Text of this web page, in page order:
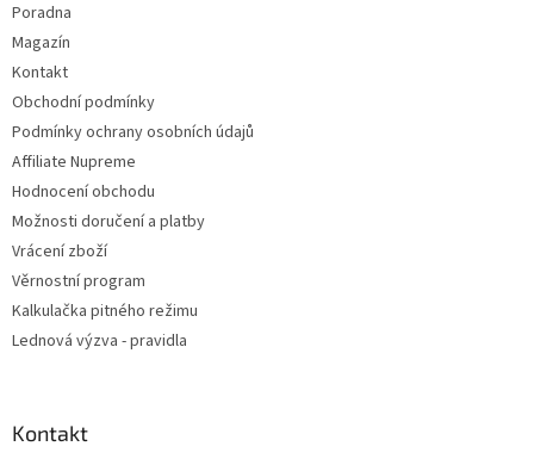
Poradna
Magazín
Kontakt
Obchodní podmínky
Podmínky ochrany osobních údajů
Affiliate Nupreme
Hodnocení obchodu
Možnosti doručení a platby
Vrácení zboží
Věrnostní program
Kalkulačka pitného režimu
Lednová výzva - pravidla
Kontakt